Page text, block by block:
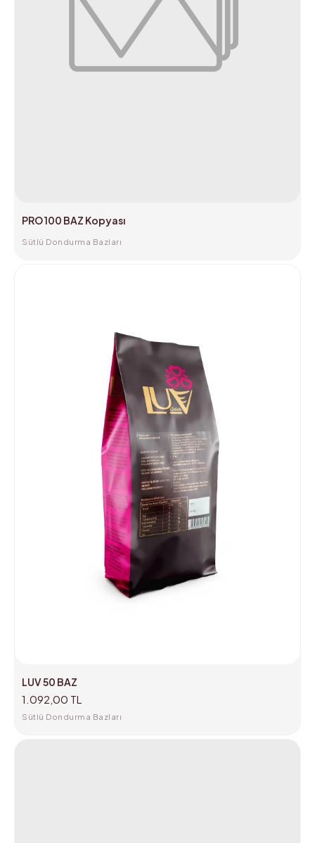
PRO 100 BAZ Kopyası
Sütlü Dondurma Bazları
LUV 50 BAZ
1.092,00 TL
Sütlü Dondurma Bazları